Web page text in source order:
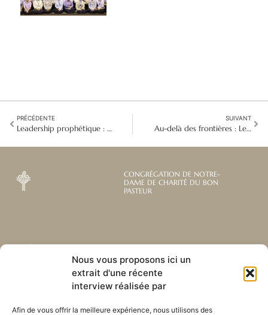
Nous vous proposons ici un
extrait d'une récente
interview réalisée par
Afin de vous offrir la meilleure expérience, nous utilisons des
PRÉCÉDENTE
Leadership prophétique : Des sœurs se réunissent à Angers pour un chemin de transformation
SUIVANT
Au-delà des frontières : Les équipes CHIRAG renforcent les droits de l'enfant et le plaidoyer
CONGRÉGATION DE NOTRE-
DAME DE CHARITÉ DU BON
PASTEUR
Abonnez-vous à notre
newsletter mensuelle
Recevez les dernières nouvelles
nos ministères à travers le monde.
Liens utiles
Envoyez-nous votre